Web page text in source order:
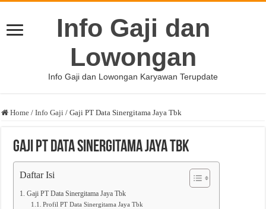
Info Gaji dan
Lowongan
Info Gaji dan Lowongan Karyawan Terupdate
Home / Info Gaji / Gaji PT Data Sinergitama Jaya Tbk
Gaji PT Data Sinergitama Jaya Tbk
Daftar Isi
Gaji PT Data Sinergitama Jaya Tbk
Profil PT Data Sinergitama Jaya Tbk